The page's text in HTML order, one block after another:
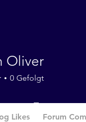
Oliver
0 Gefolgt
Likes Forum